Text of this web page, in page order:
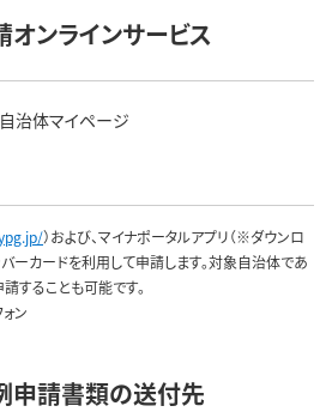
オンラインサービス
自治体マイページ
）および、マイナポータルアプリ（※ダウンロ
バーカードを利用して申請します。対象自治体であ
することも可能です。
ン
申請書類の送付先